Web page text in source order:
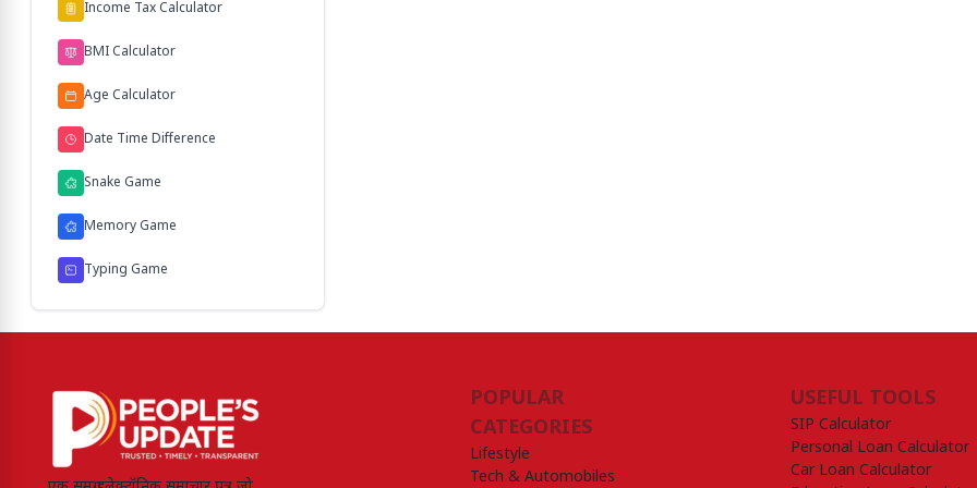
Income Tax Calculator
BMI Calculator
Age Calculator
Date Time Difference
Snake Game
Memory Game
Typing Game
POPULAR
CATEGORIES
Lifestyle
Tech & Automobiles
USEFUL TOOLS
SIP Calculator
Personal Loan Calculator
Car Loan Calculator